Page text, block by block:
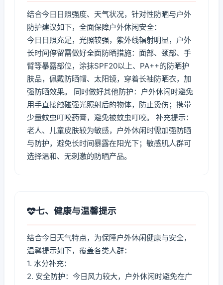
结合今日日照强度、天气状况，针对性防晒与户外
防护建议如下，全面保障户外休闲安全：
今日日照充足，光照较强，紫外线辐射明显，户外
长时间停留需做好全面防晒措施：面部、颈部、手
臂等暴露部位，涂抹SPF20以上、PA++的防晒护
肤品，佩戴防晒帽、太阳镜，穿着长袖防晒衣，加
强防晒效果。 同时做好其他防护：户外休闲时避免
用手直接触碰强光照射后的物体，防止烫伤；携带
少量蚊虫叮咬药膏，避免被蚊虫叮咬。 补充提示：
老人、儿童皮肤较为敏感，户外休闲时需加强防晒
与防护，避免长时间暴露在阳光下；敏感肌人群可
选择温和、无刺激的防晒产品。
七、健康与温馨提示
结合今日天气特点，为保障户外休闲健康与安全，
温馨提示如下，覆盖各类人群：
1. 水分补充：
2. 安全防护：今日风力较大，户外休闲时避免在广